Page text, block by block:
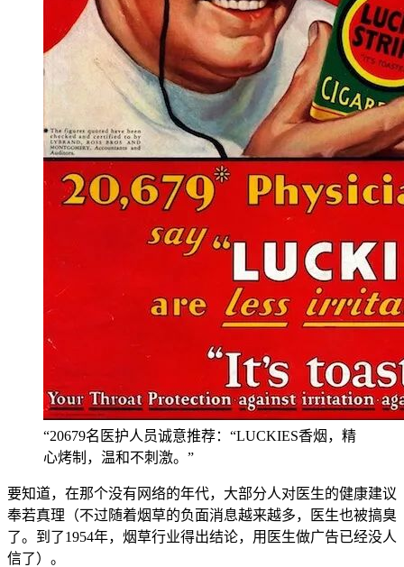
“20679名医护人员诚意推荐：“LUCKIES香烟，精
心烤制，温和不刺激。”
要知道，在那个没有网络的年代，大部分人对医生的健康建议
奉若真理（不过随着烟草的负面消息越来越多，医生也被搞臭
了。到了1954年，烟草行业得出结论，用医生做广告已经没人
信了）。